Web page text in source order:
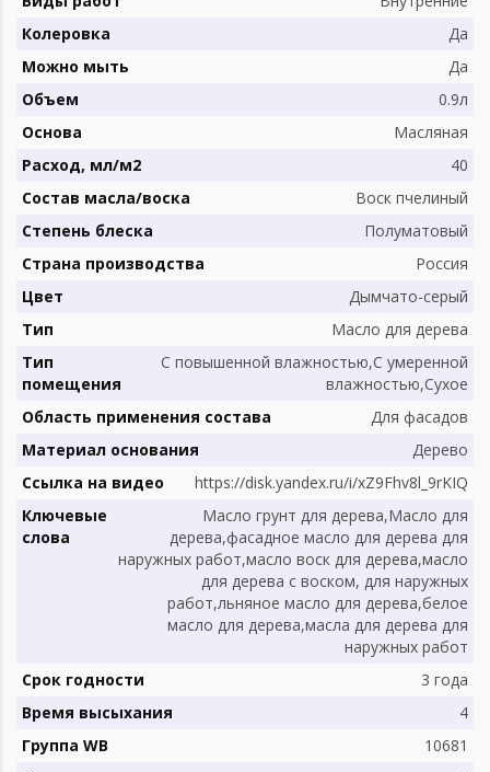
Колеровка
Да
Можно мыть
Да
Объем
0.9л
Основа
Масляная
Расход, мл/м2
40
Состав масла/воска
Воск пчелиный
Степень блеска
Полуматовый
Страна производства
Россия
Цвет
Дымчато-серый
Тип
Масло для дерева
Тип
помещения
С повышенной влажностью,С умеренной
влажностью,Сухое
Область применения состава
Для фасадов
Материал основания
Дерево
Ссылка на видео
https://disk.yandex.ru/i/xZ9Fhv8l_9rKIQ
Ключевые
слова
Масло грунт для дерева,Масло для
дерева,фасадное масло для дерева для
наружных работ,масло воск для дерева,масло
для дерева с воском, для наружных
работ,льняное масло для дерева,белое
масло для дерева,масла для дерева для
наружных работ
Срок годности
3 года
Время высыхания
4
Группа WB
10681